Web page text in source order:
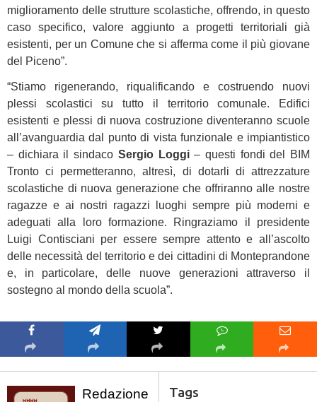
miglioramento delle strutture scolastiche, offrendo, in questo
caso specifico, valore aggiunto a progetti territoriali già
esistenti, per un Comune che si afferma come il più giovane
del Piceno”.
“Stiamo rigenerando, riqualificando e costruendo nuovi
plessi scolastici su tutto il territorio comunale. Edifici
esistenti e plessi di nuova costruzione diventeranno scuole
all’avanguardia dal punto di vista funzionale e impiantistico
– dichiara il sindaco Sergio Loggi– questi fondi del BIM
Tronto ci permetteranno, altresì, di dotarli di attrezzature
scolastiche di nuova generazione che offriranno alle nostre
ragazze e ai nostri ragazzi luoghi sempre più moderni e
adeguati alla loro formazione. Ringraziamo il presidente
Luigi Contisciani per essere sempre attento e all’ascolto
delle necessità del territorio e dei cittadini di Monteprandone
e, in particolare, delle nuove generazioni attraverso il
sostegno al mondo della scuola”.
Redazione
Tags